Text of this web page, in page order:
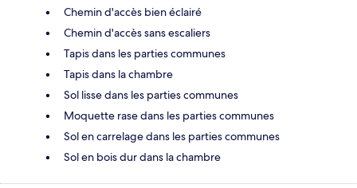
Chemin d'accès bien éclairé
Chemin d'accès sans escaliers
Tapis dans les parties communes
Tapis dans la chambre
Sol lisse dans les parties communes
Moquette rase dans les parties communes
Sol en carrelage dans les parties communes
Sol en bois dur dans la chambre